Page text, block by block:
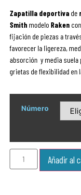
Zapatilla deportivade
Smith modelo Raken
fijación de piezas a
favorecer la ligereza,
absorción y media suela
grietas de flexibilidad en
Número
Añadir al